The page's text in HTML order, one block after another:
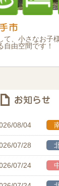
て、小さなお子
由空間です！
08/04
07/28
07/24